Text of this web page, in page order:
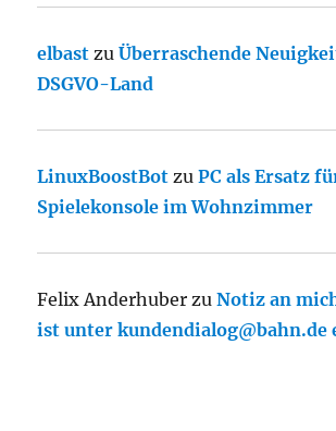
elbast zuÜberraschende
DSGVO-Land
LinuxBoostBot zuPC als Ersatz
Spielekonsole im Wohnzimmer
Felix Anderhuber zuNotiz an
ist unter kundendialog@bahn.de